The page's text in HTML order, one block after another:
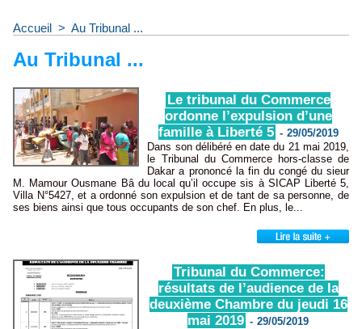
Accueil > Au Tribunal ...
Au Tribunal ...
Le tribunal du Commerce
ordonne l’expulsion d’une
famille à Liberté 5 - 29/05/2019
Dans son délibéré en date du 21 mai 2019,
le Tribunal du Commerce hors-classe de
Dakar a prononcé la fin du congé du sieur
M. Mamour Ousmane Bâ du local qu’il occupe sis à SICAP Liberté 5,
Villa N°5427, et a ordonné son expulsion et de tant de sa personne, de
ses biens ainsi que tous occupants de son chef. En plus, le...
Tribunal du Commerce:
résultats de l’audience de la
deuxième Chambre du jeudi 16
mai 2019 - 29/05/2019